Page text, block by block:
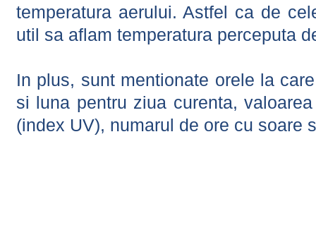
temperatura aerului. Astfel ca de
util sa aflam temperatura perceputa
In plus, sunt mentionate orele la
si luna pentru ziua curenta,
(index UV), numarul de ore cu soare